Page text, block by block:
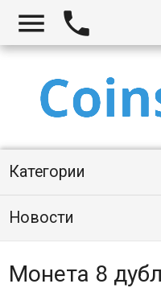
 
Категории
Новости
Монета 8